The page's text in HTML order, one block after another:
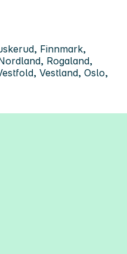
Finnmark,
Rogaland,
Vestland, Oslo,